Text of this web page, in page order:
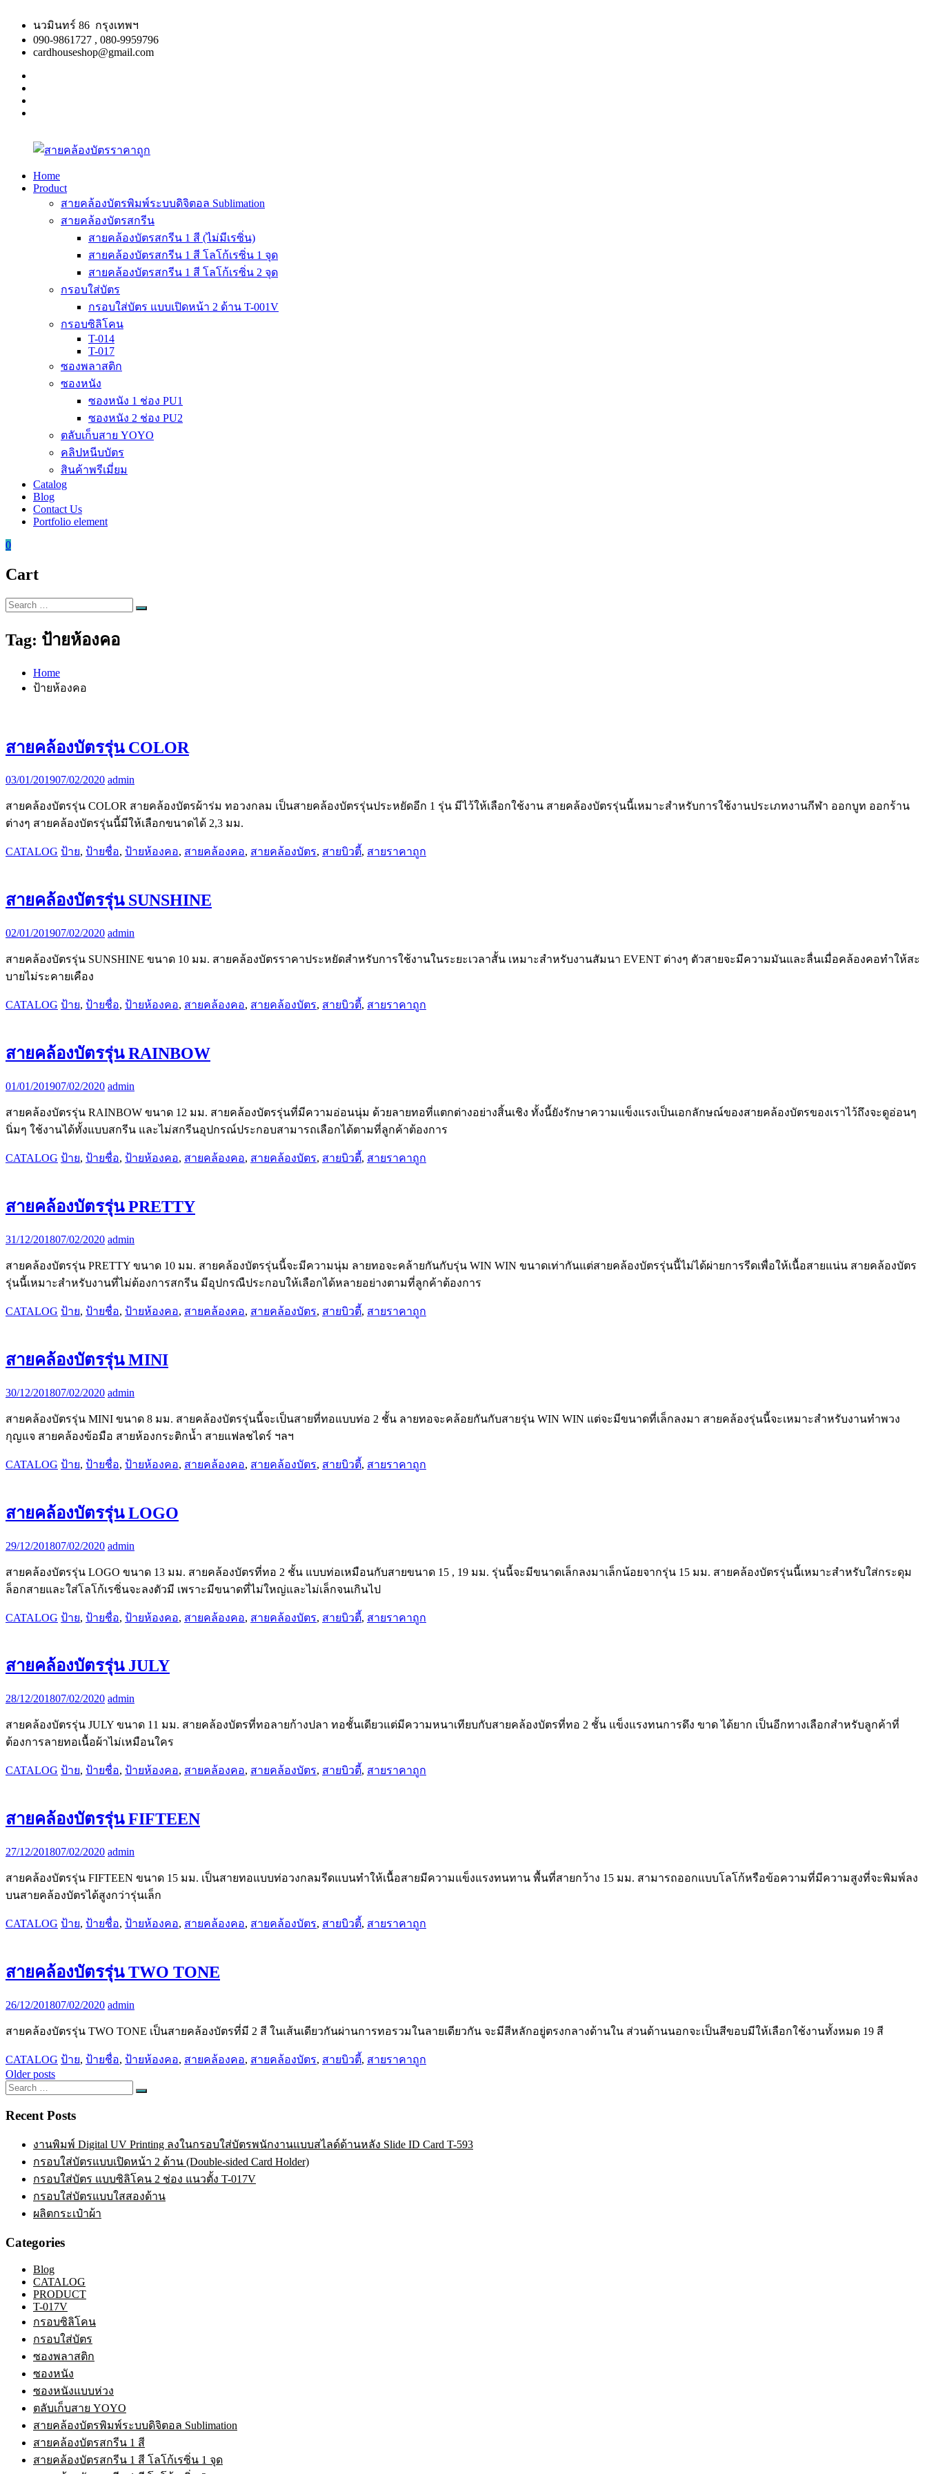
content
นวมินทร์ 86 กรุงเทพฯ
090-9861727 , 080-9959796
cardhouseshop@gmail.com
สาย
สินค้า
Home
Product
สายคล้องบัตรพิมพ์ระบบดิจิตอล Sublimation
สายคล้องบัตรสกรีน
สายคล้องบัตรสกรีน 1 สี (ไม่มีเรซิ่น)
สายคล้องบัตรสกรีน 1 สี โลโก้เรซิ่น 1 จุด
สายคล้องบัตรสกรีน 1 สี โลโก้เรซิ่น 2 จุด
กรอบใส่บัตร
กรอบใส่บัตร แบบเปิดหน้า 2 ด้าน T-001V
กรอบซิลิโคน
T-014
T-017
ซองพลาสติก
ซองหนัง
ซองหนัง 1 ช่อง PU1
ซองหนัง 2 ช่อง PU2
ตลับเก็บสาย YOYO
คลิปหนีบบัตร
สินค้าพรีเมี่ยม
Catalog
Blog
Contact Us
Portfolio element
0
Cart
Search
for:
Search
Tag: ป้ายห้องคอ
Home
ป้ายห้องคอ
สายคล้องบัตรรุ่น COLOR
03/01/201907/02/2020 admin
สายคล้องบัตรรุ่น COLOR สายคล้องบัตรผ้าร่ม ทอวงกลม เป็นสายคล้องบัตรรุ่นประหยัดอีก 1 รุ่น มีไว้ให้เลือกใช้งาน สายคล้องบัตรรุ่นนี้เหมาะสำหรับการใช้งานประเภทงานกีฬา ออกบูท ออกร้าน
ต่างๆ สายคล้องบัตรรุ่นนี้มีให้เลือกขนาดได้ 2,3 มม.
CATALOG ป้าย, ป้ายชื่อ, ป้ายห้องคอ, สายคล้องคอ, สายคล้องบัตร, สายบิวตี้, สายราคาถูก
สายคล้องบัตรรุ่น SUNSHINE
02/01/201907/02/2020 admin
สายคล้องบัตรรุ่น SUNSHINE ขนาด 10 มม. สายคล้องบัตรราคาประหยัดสำหรับการใช้งานในระยะเวลาสั้น เหมาะสำหรับงานสัมนา EVENT ต่างๆ ตัวสายจะมีความมันและลื่นเมื่อคล้องคอทำให้สะ
บายไม่ระคายเคือง
CATALOG ป้าย, ป้ายชื่อ, ป้ายห้องคอ, สายคล้องคอ, สายคล้องบัตร, สายบิวตี้, สายราคาถูก
สายคล้องบัตรรุ่น RAINBOW
01/01/201907/02/2020 admin
สายคล้องบัตรรุ่น RAINBOW ขนาด 12 มม. สายคล้องบัตรรุ่นที่มีความอ่อนนุ่ม ด้วยลายทอที่แตกต่างอย่างสิ้นเชิง ทั้งนี้ยังรักษาความแข็งแรงเป็นเอกลักษณ์ของสายคล้องบัตรของเราไว้ถึงจะดูอ่อนๆ
นิ่มๆ ใช้งานได้ทั้งแบบสกรีน และไม่สกรีนอุปกรณ์ประกอบสามารถเลือกได้ตามที่ลูกค้าต้องการ
CATALOG ป้าย, ป้ายชื่อ, ป้ายห้องคอ, สายคล้องคอ, สายคล้องบัตร, สายบิวตี้, สายราคาถูก
สายคล้องบัตรรุ่น PRETTY
31/12/201807/02/2020 admin
สายคล้องบัตรรุ่น PRETTY ขนาด 10 มม. สายคล้องบัตรรุ่นนี้จะมีความนุ่ม ลายทอจะคล้ายกันกับรุ่น WIN WIN ขนาดเท่ากันแต่สายคล้องบัตรรุ่นนี้ไม่ได้ผ่ายการรีดเพื่อให้เนื้อสายแน่น สายคล้องบัตร
รุ่นนี้เหมาะสำหรับงานที่ไม่ต้องการสกรีน มีอุปกรณืประกอบให้เลือกได้หลายอย่างตามที่ลูกค้าต้องการ
CATALOG ป้าย, ป้ายชื่อ, ป้ายห้องคอ, สายคล้องคอ, สายคล้องบัตร, สายบิวตี้, สายราคาถูก
สายคล้องบัตรรุ่น MINI
30/12/201807/02/2020 admin
สายคล้องบัตรรุ่น MINI ขนาด 8 มม. สายคล้องบัตรรุ่นนี้จะเป็นสายที่ทอแบบท่อ 2 ชั้น ลายทอจะคล้อยกันกับสายรุ่น WIN WIN แต่จะมีขนาดที่เล็กลงมา สายคล้องรุ่นนี้จะเหมาะสำหรับงานทำพวง
กุญแจ สายคล้องข้อมือ สายห้องกระติกน้ำ สายแฟลชไดร์ ฯลฯ
CATALOG ป้าย, ป้ายชื่อ, ป้ายห้องคอ, สายคล้องคอ, สายคล้องบัตร, สายบิวตี้, สายราคาถูก
สายคล้องบัตรรุ่น LOGO
29/12/201807/02/2020 admin
สายคล้องบัตรรุ่น LOGO ขนาด 13 มม. สายคล้องบัตรที่ทอ 2 ชั้น แบบท่อเหมือนกับสายขนาด 15 , 19 มม. รุ่นนี้จะมีขนาดเล็กลงมาเล็กน้อยจากรุ่น 15 มม. สายคล้องบัตรรุ่นนี้เหมาะสำหรับใส่กระดุม
ล็อกสายและใส่โลโก้เรซิ่นจะลงตัวมี เพราะมีขนาดที่ไม่ใหญ่และไม่เล็กจนเกินไป
CATALOG ป้าย, ป้ายชื่อ, ป้ายห้องคอ, สายคล้องคอ, สายคล้องบัตร, สายบิวตี้, สายราคาถูก
สายคล้องบัตรรุ่น JULY
28/12/201807/02/2020 admin
สายคล้องบัตรรุ่น JULY ขนาด 11 มม. สายคล้องบัตรที่ทอลายก้างปลา ทอชั้นเดียวแต่มีความหนาเทียบกับสายคล้องบัตรที่ทอ 2 ชั้น แข็งแรงทนการดึง ขาด ได้ยาก เป็นอีกทางเลือกสำหรับลูกค้าที่
ต้องการลายทอเนื้อผ้าไม่เหมือนใคร
CATALOG ป้าย, ป้ายชื่อ, ป้ายห้องคอ, สายคล้องคอ, สายคล้องบัตร, สายบิวตี้, สายราคาถูก
สายคล้องบัตรรุ่น FIFTEEN
27/12/201807/02/2020 admin
สายคล้องบัตรรุ่น FIFTEEN ขนาด 15 มม. เป็นสายทอแบบท่อวงกลมรีดแบนทำให้เนื้อสายมีความแข็งแรงทนทาน พื้นที่สายกว้าง 15 มม. สามารถออกแบบโลโก้หรือข้อความที่มีความสูงที่จะพิมพ์ลง
บนสายคล้องบัตรได้สูงกว่ารุ่นเล็ก
CATALOG ป้าย, ป้ายชื่อ, ป้ายห้องคอ, สายคล้องคอ, สายคล้องบัตร, สายบิวตี้, สายราคาถูก
สายคล้องบัตรรุ่น TWO TONE
26/12/201807/02/2020 admin
สายคล้องบัตรรุ่น TWO TONE เป็นสายคล้องบัตรที่มี 2 สี ในเส้นเดียวกันผ่านการทอรวมในลายเดียวกัน จะมีสีหลักอยู่ตรงกลางด้านใน ส่วนด้านนอกจะเป็นสีขอบมีให้เลือกใช้งานทั้งหมด 19 สี
CATALOG ป้าย, ป้ายชื่อ, ป้ายห้องคอ, สายคล้องคอ, สายคล้องบัตร, สายบิวตี้, สายราคาถูก
Posts
navigation
Older posts
Search
for:
Search
Recent Posts
งานพิมพ์ Digital UV Printing ลงในกรอบใส่บัตรพนักงานแบบสไลด์ด้านหลัง Slide ID Card T-593
กรอบใส่บัตรแบบเปิดหน้า 2 ด้าน (Double-sided Card Holder)
กรอบใส่บัตร แบบซิลิโคน 2 ช่อง แนวตั้ง T-017V
กรอบใส่บัตรแบบใสสองด้าน
ผลิตกระเป๋าผ้า
Categories
Blog
CATALOG
PRODUCT
T-017V
กรอบซิลิโคน
กรอบใส่บัตร
ซองพลาสติก
ซองหนัง
ซองหนังแบบห่วง
ตลับเก็บสาย YOYO
สายคล้องบัตรพิมพ์ระบบดิจิตอล Sublimation
สายคล้องบัตรสกรีน 1 สี
สายคล้องบัตรสกรีน 1 สี โลโก้เรซิ่น 1 จุด